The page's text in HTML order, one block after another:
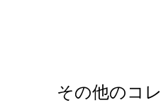
その他のコ